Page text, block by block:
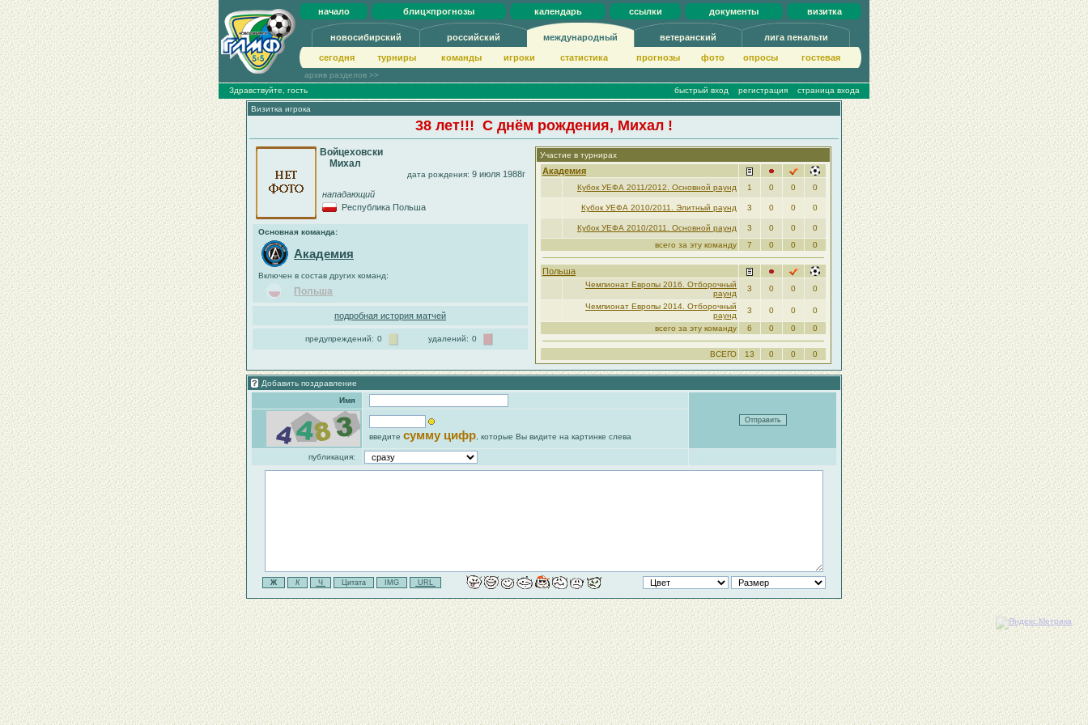
начало блиц×прогнозы календарь ссылки документы визитка
новосибирский российский международный ветеранский лига пенальти
сегодня турниры команды игроки статистика прогнозы фото опросы гoстeвая
архив разделов >>
Здравствуйте, гость
быстрый вход регистрация страница входа
Визитка игрока
38 лет!!! С днём рождения, Михал !
Войцеховски
Михал
дата рождения: 9 июля 1988г
нападающий
Республика Польша
Основная команда:
Академия
Включен в состав других команд:
Польша
подробная история матчей
предупреждений: 0 удалений: 0
Участие в турнирах
Академия
Кубок УЕФА 2011/2012. Основной раунд 1 0 0 0
Кубок УЕФА 2010/2011. Элитный раунд 3 0 0 0
Кубок УЕФА 2010/2011. Основной раунд 3 0 0
0
всего за эту команду
7 0 0 0
Польша
Чемпионат Европы 2016. Отборочный
раунд
3 0 0
0
Чемпионат Европы 2014. Отборочный
раунд
3 0 0
0
всего за эту команду
6 0 0 0
ВСЕГО 13 0 0 0
Добавить поздравление
Имя
введите сумму цифр , которые Вы видите на картинке слева
публикация: